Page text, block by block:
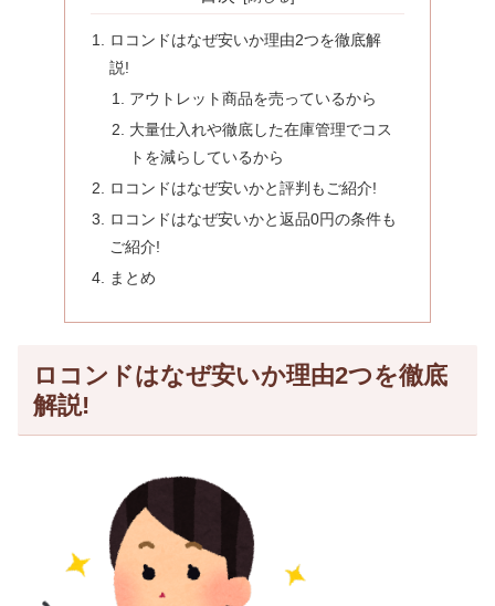
ロコンドはなぜ安いか理由2つを徹底解
説!
アウトレット商品を売っているから
大量仕入れや徹底した在庫管理でコス
トを減らしているから
ロコンドはなぜ安いかと評判もご紹介!
ロコンドはなぜ安いかと返品0円の条件も
ご紹介!
まとめ
ロコンドはなぜ安いか理由2つを徹底
解説!